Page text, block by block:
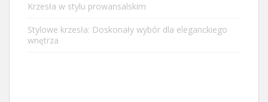
Krzesła w stylu prowansalskim
Stylowe krzesła: Doskonały wybór dla eleganckiego
wnętrza